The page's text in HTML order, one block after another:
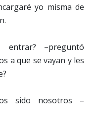
yo misma de
entrar? –preguntó
a que se vayan y les
sido nosotros –